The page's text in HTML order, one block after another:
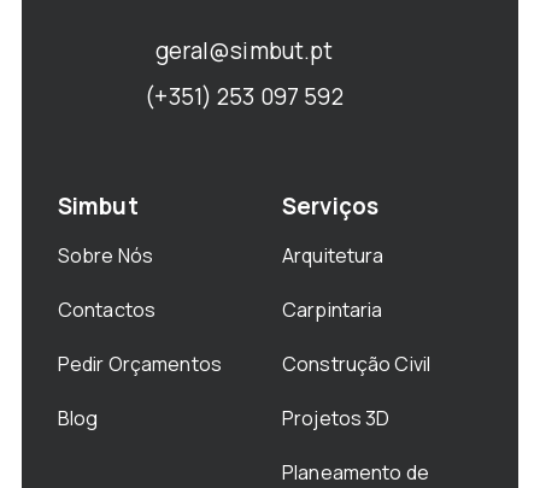
geral@simbut.pt
(+351) 253 097 592
Simbut
Sobre Nós
Contactos
Pedir Orçamentos
Blog
Serviços
Arquitetura
Carpintaria
Construção Civil
Projetos 3D
Planeamento de